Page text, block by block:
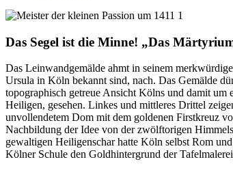
Das Segel ist die Minne! „Das
Das Leinwandgemälde ahmt in seinem
Ursula in Köln bekannt sind, nach. Das Gemälde
topographisch getreue Ansicht Kölns und damit um
Heiligen, gesehen. Linkes und mittleres Drittel
unvollendetem Dom mit dem goldenen Firstkreuz
Nachbildung der Idee von der zwölftorigen
gewaltigen Heiligenschar hatte Köln selbst Rom
Kölner Schule den Goldhintergrund der